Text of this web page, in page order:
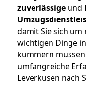
zuverlässige und
damit Sie sich um
wichtigen Dinge
kümmern
umfangreiche
Leverkusen nach